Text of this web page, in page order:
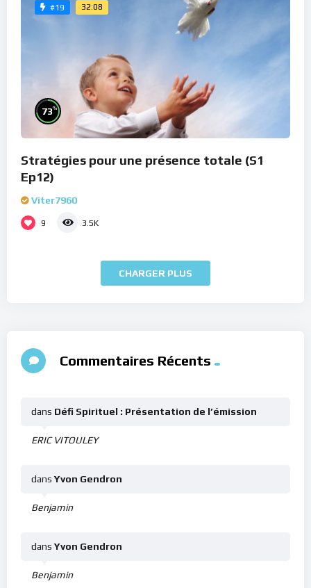
#19 32:08
73%
Stratégies pour une présence totale (S1
Ep12)
Viter7960
9 3.5K
CHARGER PLUS
Commentaires Récents
ERIC VITOULEY
dans Défi Spirituel : Présentation de l’émission
Benjamin
dans Yvon Gendron
Benjamin
dans Yvon Gendron